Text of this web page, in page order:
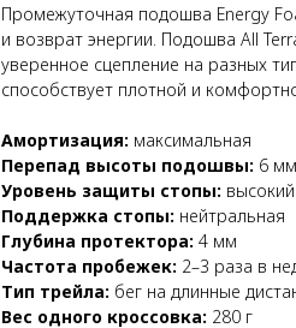
Промежуточная подошва Energy
и возврат энергии. Подошва All
уверенное сцепление на разных
способствует плотной и
Амортизация: максимальная
Перепад высоты подошвы: 6 мм
Уровень защиты стопы: высокий
Поддержка стопы: нейтральная
Глубина протектора: 4 мм
Частота пробежек: 2–3 раза в
Тип трейла: бег на длинные
Вес одного кроссовка: 280 г